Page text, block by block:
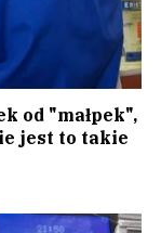
od "małpek",
jest to takie